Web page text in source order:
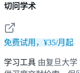
切问学术
免费试用，¥35/月起
学习工具 由复旦大学